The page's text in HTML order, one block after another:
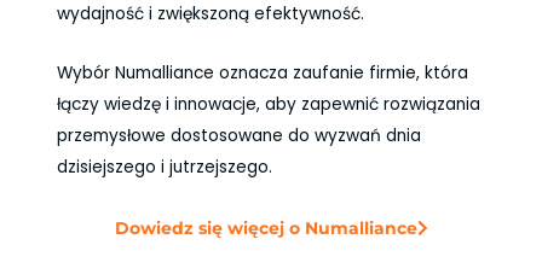
wydajność i zwiększoną efektywność.
Wybór Numalliance oznacza zaufanie firmie, która
łączy wiedzę i innowacje, aby zapewnić rozwiązania
przemysłowe dostosowane do wyzwań dnia
dzisiejszego i jutrzejszego.
Dowiedz się więcej o Numalliance